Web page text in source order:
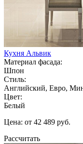
Кухня Альвик
Материал фасада:
Шпон
Стиль:
Английский, Евро,
Цвет:
Белый
Цена: от 42 489 руб.
Рассчитать